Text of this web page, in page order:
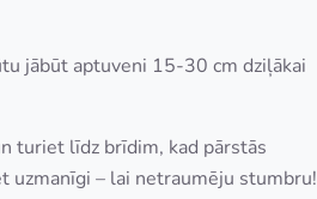
jābūt aptuveni 15-30 cm dziļākai
turiet līdz brīdim, kad pārstās
uzmanīgi – lai netraumēju stumbru!